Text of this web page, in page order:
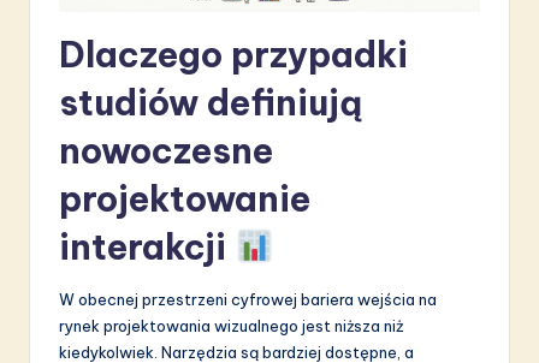
Dlaczego przypadki
studiów definiują
nowoczesne
projektowanie
interakcji
W obecnej przestrzeni cyfrowej bariera wejścia na
rynek projektowania wizualnego jest niższa niż
kiedykolwiek. Narzędzia są bardziej dostępne, a